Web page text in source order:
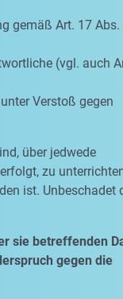
gemäß Art. 17 Abs.
(vgl. auch
Verstoß gegen
über jedwede
zu
ist. Unbeschadet
sie betreffenden
gegen die